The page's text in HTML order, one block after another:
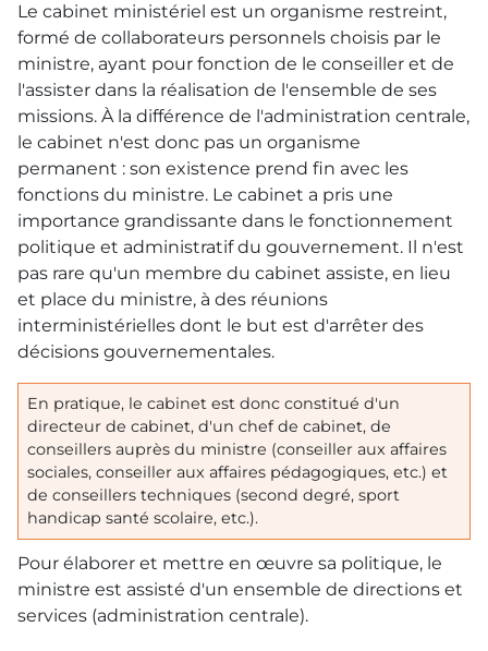
Le cabinet ministériel est un organisme restreint,
formé de collaborateurs personnels choisis par le
ministre, ayant pour fonction de le conseiller et de
l'assister dans la réalisation de l'ensemble de ses
missions. À la différence de l'administration centrale,
le cabinet n'est donc pas un organisme
permanent : son existence prend fin avec les
fonctions du ministre. Le cabinet a pris une
importance grandissante dans le fonctionnement
politique et administratif du gouvernement. Il n'est
pas rare qu'un membre du cabinet assiste, en lieu
et place du ministre, à des réunions
interministérielles dont le but est d'arrêter des
décisions gouvernementales.
En pratique, le cabinet est donc constitué d'un
directeur de cabinet, d'un chef de cabinet, de
conseillers auprès du ministre (conseiller aux affaires
sociales, conseiller aux affaires pédagogiques, etc.) et
de conseillers techniques (second degré, sport
handicap santé scolaire, etc.).
Pour élaborer et mettre en œuvre sa politique, le
ministre est assisté d'un ensemble de directions et
services (administration centrale).